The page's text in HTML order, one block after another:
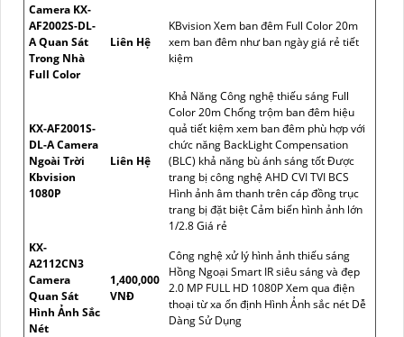
Camera KX-
AF2002S-DL-
A Quan Sát
Trong Nhà
Full Color
Liên Hệ
KBvision Xem ban đêm Full Color 20m
xem ban đêm như ban ngày giá rẻ tiết
kiệm
KX-AF2001S-
DL-A Camera
Ngoài Trời
Kbvision
1080P
Liên Hệ
Khả Năng Công nghệ thiếu sáng Full
Color 20m Chống trộm ban đêm hiệu
quả tiết kiệm xem ban đêm phù hợp với
chức năng BackLight Compensation
(BLC) khả năng bù ánh sáng tốt Được
trang bị công nghệ AHD CVI TVI BCS
Hình ảnh âm thanh trên cáp đồng trục
trang bị đặt biệt Cảm biến hình ảnh lớn
1/2.8 Giá rẻ
KX-
A2112CN3
Camera
Quan Sát
Hình Ảnh Sắc
Nét
1,400,000
VNĐ
Công nghệ xử lý hình ảnh thiếu sáng
Hồng Ngoại Smart IR siêu sáng và đẹp
2.0 MP FULL HD 1080P Xem qua điện
thoại từ xa ổn định Hình Ảnh sắc nét Dễ
Dàng Sử Dụng